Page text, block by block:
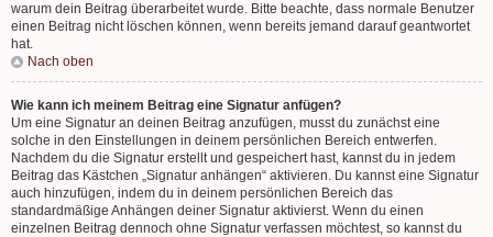
warum dein Beitrag überarbeitet wurde. Bitte beachte, dass normale Benutzer
einen Beitrag nicht löschen können, wenn bereits jemand darauf geantwortet
hat.
Nach oben
Wie kann ich meinem Beitrag eine Signatur anfügen?
Um eine Signatur an deinen Beitrag anzufügen, musst du zunächst eine
solche in den Einstellungen in deinem persönlichen Bereich entwerfen.
Nachdem du die Signatur erstellt und gespeichert hast, kannst du in jedem
Beitrag das Kästchen „Signatur anhängen“ aktivieren. Du kannst eine Signatur
auch hinzufügen, indem du in deinem persönlichen Bereich das
standardmäßige Anhängen deiner Signatur aktivierst. Wenn du einen
einzelnen Beitrag dennoch ohne Signatur verfassen möchtest, so kannst du